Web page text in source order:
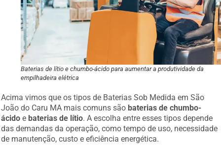
Baterias de lítio e chumbo-ácido para aumentar a produtividade da
empilhadeira elétrica
Acima vimos que os tipos de Baterias Sob Medida em São
João do Caru MA mais comuns são baterias de chumbo-
ácido e baterias de lítio. A escolha entre esses tipos depende
das demandas da operação, como tempo de uso, necessidade
de manutenção, custo e eficiência energética.